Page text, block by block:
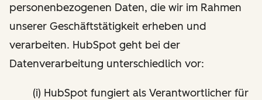
personenbezogenen Daten, die wir im Rahmen
unserer Geschäftstätigkeit erheben und
verarbeiten. HubSpot geht bei der
Datenverarbeitung unterschiedlich vor:
(i) HubSpot fungiert als Verantwortlicher für